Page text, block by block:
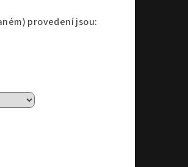
provedení jsou: